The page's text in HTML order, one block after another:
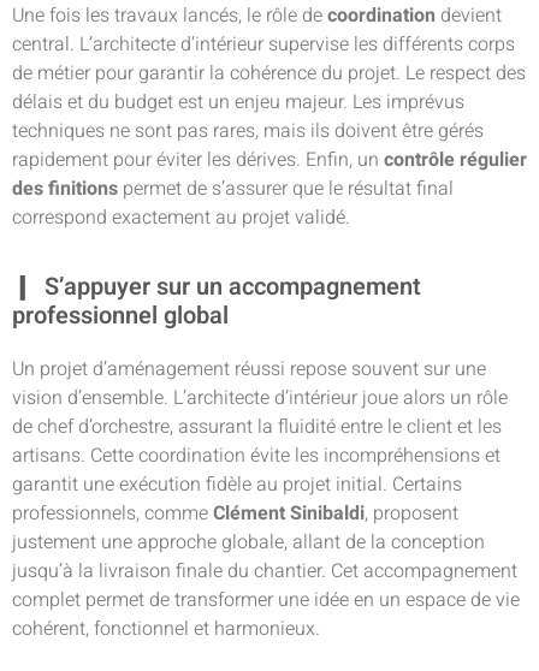
Une fois les travaux lancés, le rôle decoordination devient
central. L’architecte d’intérieur supervise les différents corps
de métier pour garantir la cohérence du projet. Le respect des
délais et du budget est un enjeu majeur. Les imprévus
techniques ne sont pas rares, mais ils doivent être gérés
rapidement pour éviter les dérives. Enfin, un contrôle régulier
des finitions permet de s’assurer que le résultat final
correspond exactement au projet validé.
S’appuyer sur un accompagnement
professionnel global
Un projet d’aménagement réussi repose souvent sur une
vision d’ensemble. L’architecte d’intérieur joue alors un rôle
de chef d’orchestre, assurant la fluidité entre le client et les
artisans. Cette coordination évite les incompréhensions et
garantit une exécution fidèle au projet initial. Certains
professionnels, commeClément Sinibaldi, proposent
justement une approche globale, allant de la conception
jusqu’à la livraison finale du chantier. Cet accompagnement
complet permet de transformer une idée en un espace de vie
cohérent, fonctionnel et harmonieux.